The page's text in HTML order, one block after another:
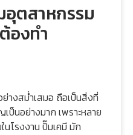
อุตสาหกรรม
องทำ
างสม่ำเสมอ ถือเป็นสิ่งที่
ป็นอย่างมาก เพราะหลาย
โรงงาน ปั๊มเคมี มัก